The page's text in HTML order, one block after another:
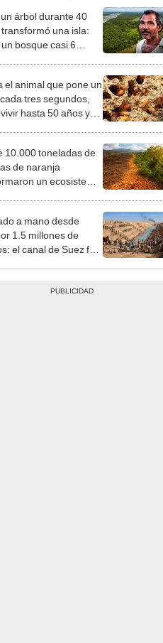
árbol durante 40
una isla:
bosque casi 6
el animal que pone un
tres segundos,
hasta 50 años y
10.000 toneladas de
de naranja
un ecosistema
a mano desde
1.5 millones de
el canal de Suez fue